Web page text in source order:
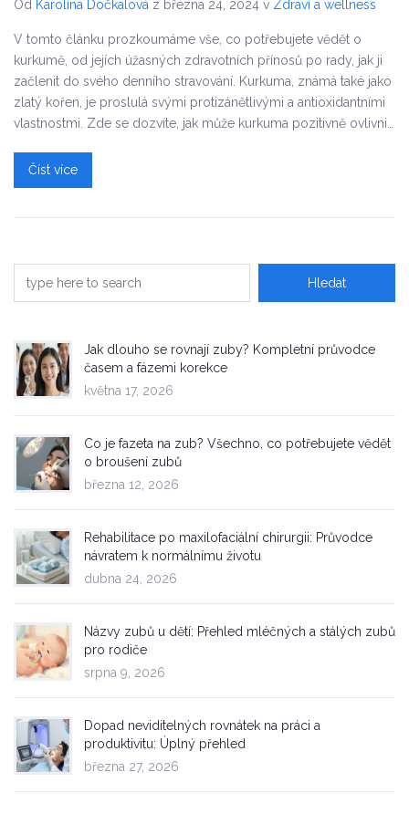
Od Karolína Dočkalová z března 24, 2024 v Zdraví a wellness
V tomto článku prozkoumáme vše, co potřebujete vědět o
kurkumě, od jejích úžasných zdravotních přínosů po rady, jak ji
začlenit do svého denního stravování. Kurkuma, známá také jako
zlatý kořen, je proslulá svými protizánětlivými a antioxidantními
vlastnostmi. Zde se dozvíte, jak může kurkuma pozitivně ovlivnit
vaší kuchyni.
Číst více
Jak dlouho se rovnají zuby? Kompletní průvodce
časem a fázemi korekce
května 17, 2026
Co je fazeta na zub? Všechno, co potřebujete vědět
o broušení zubů
března 12, 2026
Rehabilitace po maxilofaciální chirurgii: Průvodce
návratem k normálnímu životu
dubna 24, 2026
Názvy zubů u dětí: Přehled mléčných a stálých zubů
pro rodiče
srpna 9, 2026
Dopad neviditelných rovnátek na práci a
produktivitu: Úplný přehled
března 27, 2026